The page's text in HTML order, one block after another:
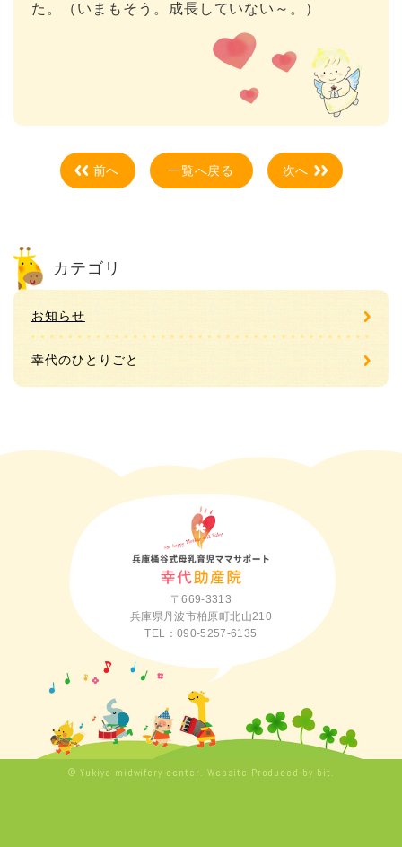
た。（いまもそう。成長していない～。）
前へ 一覧へ戻る 次へ
カテゴリ
お知らせ
幸代のひとりごと
〒669-3313
兵庫県丹波市柏原町北山210
TEL：090-5257-6135
© Yukiyo midwifery center. Website Produced by bit.